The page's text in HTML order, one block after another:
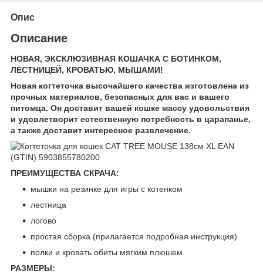
Опис
Описание
НОВАЯ, ЭКСКЛЮЗИВНАЯ КОШАЧКА С БОТИНКОМ,
ЛЕСТНИЦЕЙ, КРОВАТЬЮ, МЫШАМИ!
Новая когтеточка высочайшего качества изготовлена ​​из
прочных материалов, безопасных для вас и вашего
питомца. Он доставит вашей кошке массу удовольствия
и удовлетворит естественную потребность в царапанье,
а также доставит интересное развлечение.
ПРЕИМУЩЕСТВА СКРАЧА:
мышки на резинке для игры с котенком
лестница
логово
простая сборка (прилагается подробная инструкция)
полки и кровать обиты мягким плюшем
РАЗМЕРЫ: